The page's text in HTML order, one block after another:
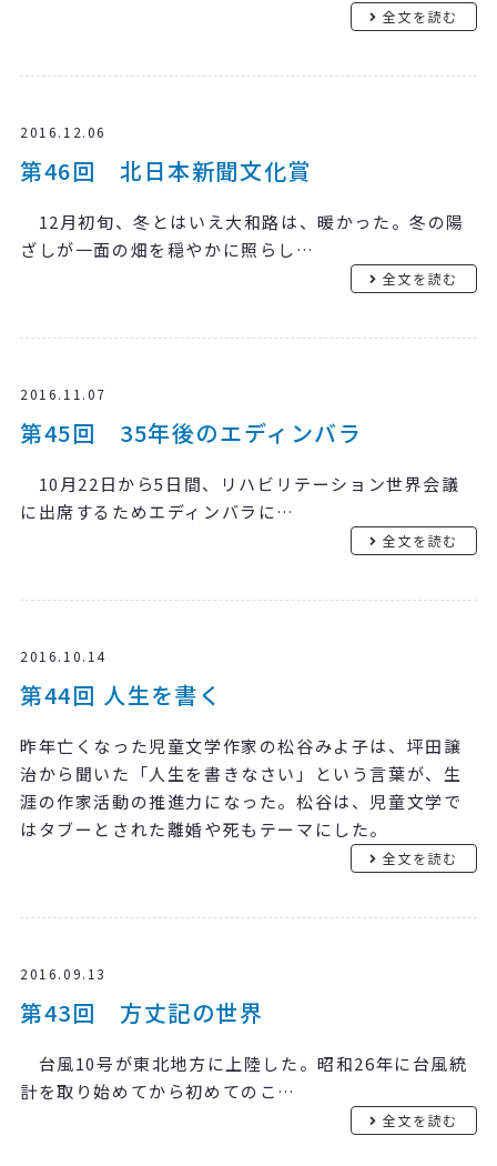
全文を読む
2016.12.06
第46回 北日本新聞文化賞
12月初旬、冬とはいえ大和路は、暖かった。冬の陽
ざしが一面の畑を穏やかに照らし…
全文を読む
2016.11.07
第45回 35年後のエディンバラ
10月22日から5日間、リハビリテーション世界会議
に出席するためエディンバラに…
全文を読む
2016.10.14
第44回 人生を書く
昨年亡くなった児童文学作家の松谷みよ子は、坪田譲
治から聞いた「人生を書きなさい」という言葉が、生
涯の作家活動の推進力になった。松谷は、児童文学で
はタブーとされた離婚や死もテーマにした。
全文を読む
2016.09.13
第43回 方丈記の世界
台風10号が東北地方に上陸した。昭和26年に台風統
計を取り始めてから初めてのこ…
全文を読む